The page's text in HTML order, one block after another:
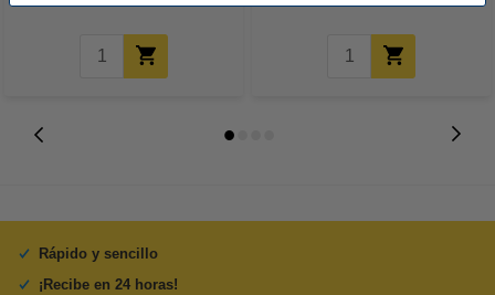
Rápido y sencillo
¡Recibe en 24 horas!